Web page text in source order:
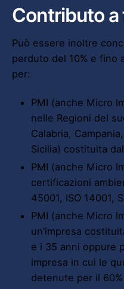
Contributo
Può essere inoltre
perduto del 10% e fino
per:
PMI (anche Micro
nelle Regioni del
Calabria,
Sicilia) costituita
PMI (anche Micro
certificazioni
45001, ISO 14001,
PMI (anche Micro
un’impresa
e i 35 anni oppure
impresa in cui le
detenute per il